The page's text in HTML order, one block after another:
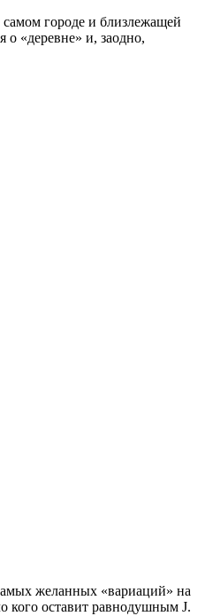
городе и близлежащей
о «деревне» и, заодно,
желанных «вариаций» на
кого оставит равнодушным J.